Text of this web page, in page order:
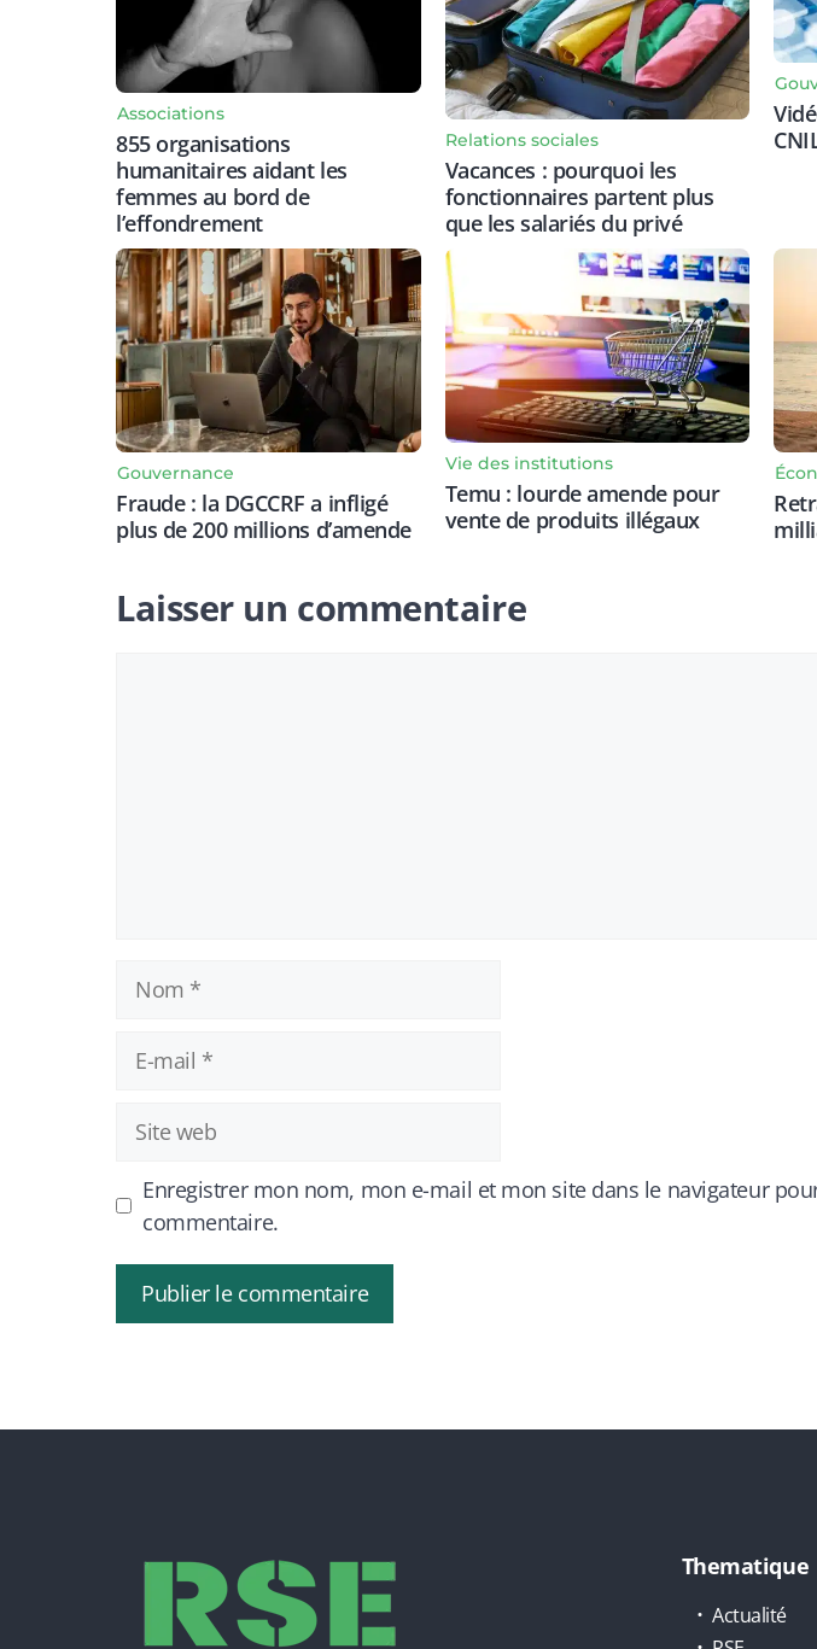
Associations
855 organisations
humanitaires aidant les
femmes au bord de
l’effondrement
Relations sociales
Vacances : pourquoi les
fonctionnaires partent plus
que les salariés du privé
Gouvernance
Fraude : la DGCCRF a infligé
plus de 200 millions d’amende
Vie des institutions
Temu : lourde amende pour
vente de produits illégaux
Laisser un commentaire
mail
Site
web
Enregistrer mon nom, mon e-mail et mon site dans le navigateur
commentaire.
Thematique
Actualité